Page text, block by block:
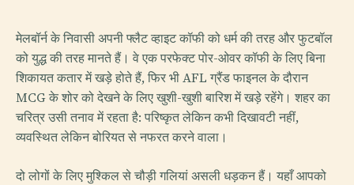
मेलबॉर्न के निवासी अपनी फ्लैट व्हाइट कॉफी को धर्म की तरह और फुटबॉल
को युद्ध की तरह मानते हैं। वे एक परफेक्ट पोर-ओवर कॉफी के लिए बिना
शिकायत कतार में खड़े होते हैं, फिर भी AFL ग्रैंड फाइनल के दौरान
MCG के शोर को देखने के लिए खुशी-खुशी बारिश में खड़े रहेंगे। शहर का
चरित्र उसी तनाव में रहता है: परिष्कृत लेकिन कभी दिखावटी नहीं,
व्यवस्थित लेकिन बोरियत से नफरत करने वाला।
दो लोगों के लिए मुश्किल से चौड़ी गलियां असली धड़कन हैं। यहाँ आपको